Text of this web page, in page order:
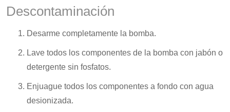
Descontaminación
Desarme completamente la bomba.
Lave todos los componentes de la bomba con jabón o
detergente sin fosfatos.
Enjuague todos los componentes a fondo con agua
desionizada.